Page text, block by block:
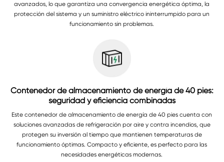
avanzados, lo que garantiza una convergencia energética óptima, la
protección del sistema y un suministro eléctrico ininterrumpido para un
funcionamiento sin problemas.
Contenedor de almacenamiento de energía de 40 pies:
seguridad y eficiencia combinadas
Este contenedor de almacenamiento de energía de 40 pies cuenta con
soluciones avanzadas de refrigeración por aire y contra incendios, que
protegen su inversión al tiempo que mantienen temperaturas de
funcionamiento óptimas. Compacto y eficiente, es perfecto para las
necesidades energéticas modernas.